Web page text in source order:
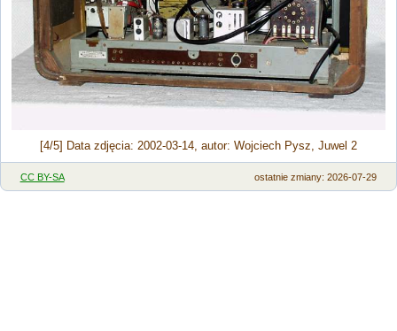
[4/5] Data zdjęcia: 2002-03-14, autor: Wojciech Pysz, Juwel 2
CC BY-SA ostatnie zmiany: 2026-07-29